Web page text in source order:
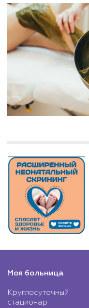
Моя больница
Круглосуточный
стационар